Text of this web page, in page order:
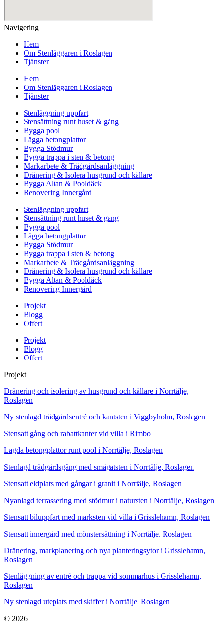
Navigering
Hem
Om Stenläggaren i Roslagen
Tjänster
Hem
Om Stenläggaren i Roslagen
Tjänster
Stenläggning uppfart
Stensättning runt huset & gång
Bygga pool
Lägga betongplattor
Bygga Stödmur
Bygga trappa i sten & betong
Markarbete & Trädgårdsanläggning
Dränering & Isolera husgrund och källare
Bygga Altan & Pooldäck
Renovering Innergård
Stenläggning uppfart
Stensättning runt huset & gång
Bygga pool
Lägga betongplattor
Bygga Stödmur
Bygga trappa i sten & betong
Markarbete & Trädgårdsanläggning
Dränering & Isolera husgrund och källare
Bygga Altan & Pooldäck
Renovering Innergård
Projekt
Blogg
Offert
Projekt
Blogg
Offert
Projekt
Dränering och isolering av husgrund och källare i Norrtälje,
Roslagen
Ny stenlagd trädgårdsentré och kantsten i Viggbyholm, Roslagen
Stensatt gång och rabattkanter vid villa i Rimbo
Lagda betongplattor runt pool i Norrtälje, Roslagen
Stenlagd trädgårdsgång med smågatsten i Norrtälje, Roslagen
Stensatt eldplats med gångar i granit i Norrtälje, Roslagen
Nyanlagd terrassering med stödmur i natursten i Norrtälje, Roslagen
Stensatt biluppfart med marksten vid villa i Grisslehamn, Roslagen
Stensatt innergård med mönstersättning i Norrtälje, Roslagen
Dränering, markplanering och nya planteringsytor i Grisslehamn,
Roslagen
Stenläggning av entré och trappa vid sommarhus i Grisslehamn,
Roslagen
Ny stenlagd uteplats med skiffer i Norrtälje, Roslagen
© 2026